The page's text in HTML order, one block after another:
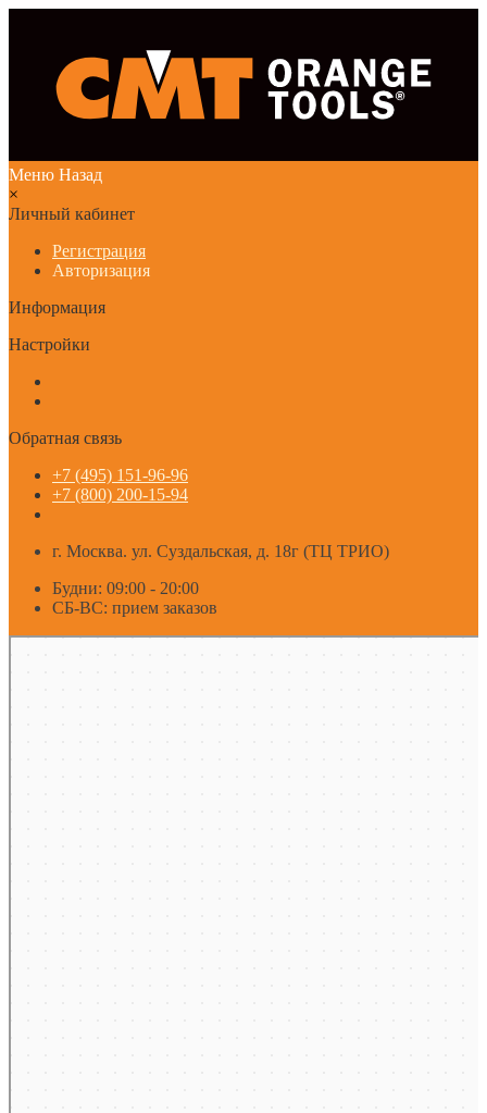
Меню Назад
×
Личный кабинет
Регистрация
Авторизация
Информация
Настройки
Обратная связь
+7 (495) 151-96-96
+7 (800) 200-15-94
г. Москва. ул. Суздальская, д. 18г (ТЦ ТРИО)
Будни: 09:00 - 20:00
СБ-ВС: прием заказов